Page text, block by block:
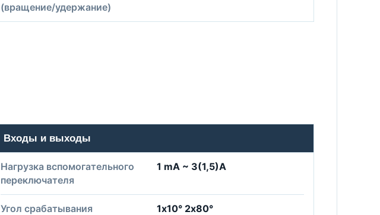
(вращение/удержание)
Входы и выходы
Нагрузка вспомогательного
переключателя
1 mA ~ 3(1,5)A
Угол срабатывания
1х10° 2х80°